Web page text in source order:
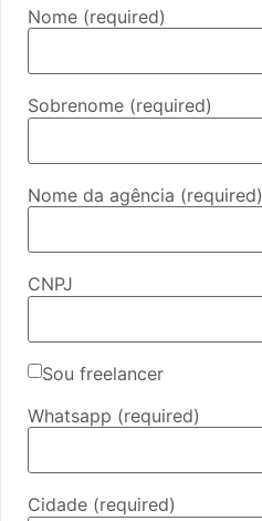
Nome (required)
Sobrenome (required)
Nome da agência (required)
CNPJ
Sou freelancer
Whatsapp (required)
Cidade (required)